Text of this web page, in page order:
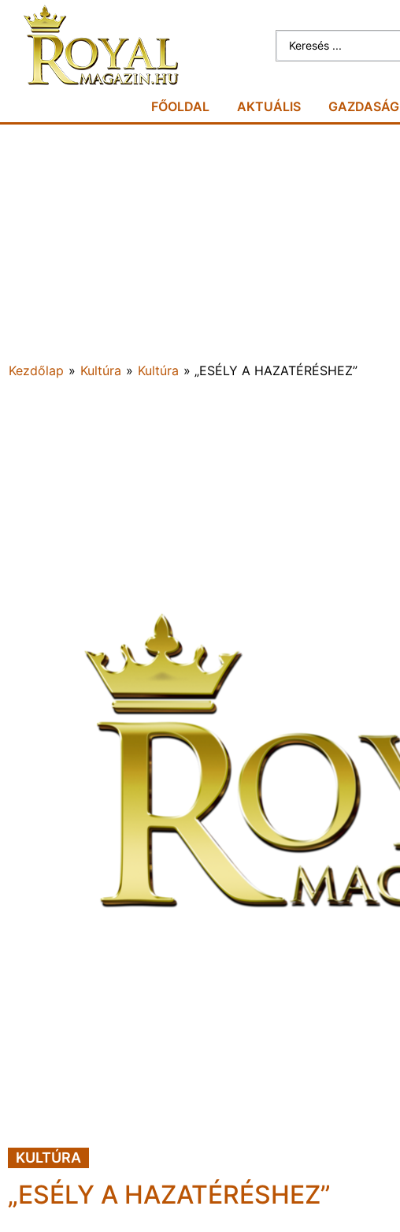
FŐOLDAL AKTUÁLIS GAZDASÁG
Kezdőlap » Kultúra » Kultúra » „ESÉLY A HAZATÉRÉSHEZ”
KULTÚRA
„ESÉLY A HAZATÉRÉSHEZ”